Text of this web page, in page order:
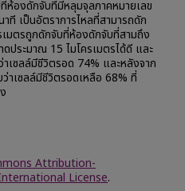
ห้องดักจับที่มีหลุมจุลภาคหมายเลข
ที เป็นอัตราการไหลที่สามารถดัก
มตรถูกดักจับที่ห้องดักจับที่สามถึง
ประมาณ 15 ไมโครเมตรได้ดี และ
เซลล์มีชีวิตรอด 74% และหลังจาก
าเซลล์มีชีวิตรอดเหลือ 68% ที่
Attribution-
License.